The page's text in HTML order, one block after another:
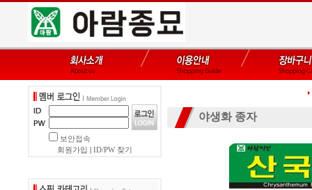
보안접속
회원가입
ID/PW 찾기
야생화 종자